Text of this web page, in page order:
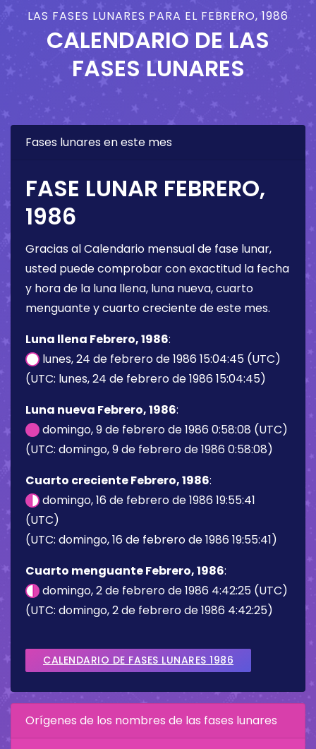
LAS FASES LUNARES PARA EL FEBRERO, 1986
CALENDARIO DE LAS
FASES LUNARES
Fases lunares en este mes
FASE LUNAR FEBRERO,
1986
Gracias al Calendario mensual de fase lunar,
usted puede comprobar con exactitud la fecha
y hora de la luna llena, luna nueva, cuarto
menguante y cuarto creciente de este mes.
Luna llena Febrero, 1986:
lunes, 24 de febrero de 1986 15:04:45 (UTC)
(UTC: lunes, 24 de febrero de 1986 15:04:45)
Luna nueva Febrero, 1986:
domingo, 9 de febrero de 1986 0:58:08 (UTC)
(UTC: domingo, 9 de febrero de 1986 0:58:08)
Cuarto creciente Febrero, 1986:
domingo, 16 de febrero de 1986 19:55:41
(UTC)
(UTC: domingo, 16 de febrero de 1986 19:55:41)
Cuarto menguante Febrero, 1986:
domingo, 2 de febrero de 1986 4:42:25 (UTC)
(UTC: domingo, 2 de febrero de 1986 4:42:25)
CALENDARIO DE FASES LUNARES 1986
Orígenes de los nombres de las fases lunares